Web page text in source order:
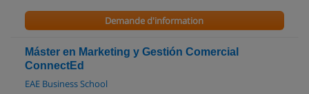
Demande d'information
Máster en Marketing y Gestión Comercial
ConnectEd
EAE Business School